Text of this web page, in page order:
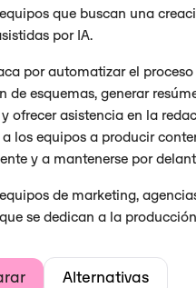
que buscan una
por IA.
por automatizar el
de esquemas, generar
ofrecer asistencia en la
los equipos a producir
y a mantenerse por
de marketing,
se dedican a la
Alternativas